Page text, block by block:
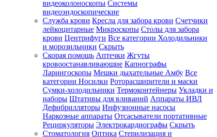
видеоколоноскопы Системы
видеоэндоскопические
Служба крови Кресла для забора крови Счетчики
лейкоцитарные Микроскопы Столы для забора
крови Центрифуги Все категории Холодильники
и морозильники Скрыть
Скорая помощь Аптечки Жгуты
кровоостанавливающие Капнографы
Ларингоскопы Мешки дыхательные Амбу Все
категории Носилки Роторасширители и маски
Сумки-холодильники Термоконтейнеры Укладки и
наборы Штативы для вливаний Аппараты ИВЛ
Дефибрилляторы Инфузионные насосы
Наркозные аппараты Отсасыватели портативные
Рециркуляторы Электрокардиографы Скрыть
Стоматология Оптика Стерилизация и